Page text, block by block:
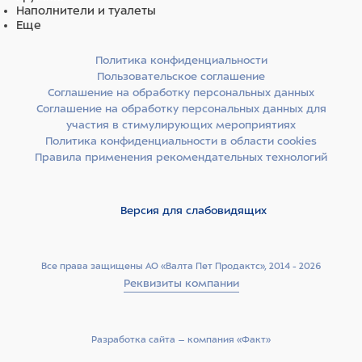
аминокислотный состав и набор питательных
компонентов. Лосось и сельдь богаты незаменимыми
веществами. Жирные кислоты контролируют
воспалительные процессы в организме, что хорошо
влияет на здоровье суставов. Легкоусвояемый рыбный
белок способствует формированию крепкой
мускулатуры, улучшает состояние кожи.
компоненты имеют низкий гликемический индекс, а
Источники клетчатки — свекольная пульпа, волокна
гороха и люцерновая мука. Свекольная пульпа
мука способствует размножению полезной микрофлоры
Наполнители и туалеты
Еще
Все права защищены АО «Валта Пет Продактс», 2014 - 2026
Реквизиты компании
Политика конфиденциальности
Пользовательское соглашение
Соглашение на обработку персональных данных
Соглашение на обработку персональных данных для
участия в стимулирующих мероприятиях
Политика конфиденциальности в области cookies
Правила применения рекомендательных технологий
Версия для слабовидящих
Разработка сайта –­ компания «Факт»